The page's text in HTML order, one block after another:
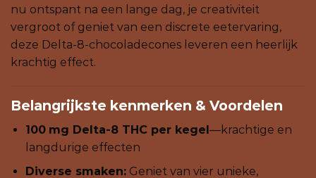
nu ontspant na een lange dag, je creativiteit
vergroot of geniet van een discrete eetervaring,
deze Delta-8-chocoladecones leveren een heerlijk
krachtig effect.
Belangrijkste kenmerken & Voordelen
100 mg Delta-8 THC per kegel—krachtige en
langdurige effecten
Diverse smaken:Geniet van vier unieke,